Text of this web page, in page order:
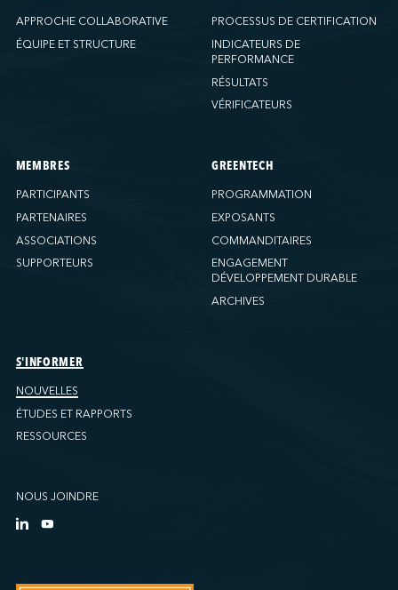
APPROCHE COLLABORATIVE
ÉQUIPE ET STRUCTURE
PROCESSUS DE CERTIFICATION
INDICATEURS DE
PERFORMANCE
RÉSULTATS
VÉRIFICATEURS
MEMBRES
PARTICIPANTS
PARTENAIRES
ASSOCIATIONS
SUPPORTEURS
GREENTECH
PROGRAMMATION
EXPOSANTS
COMMANDITAIRES
ENGAGEMENT
DÉVELOPPEMENT DURABLE
ARCHIVES
S'INFORMER
NOUVELLES
ÉTUDES ET RAPPORTS
RESSOURCES
NOUS JOINDRE